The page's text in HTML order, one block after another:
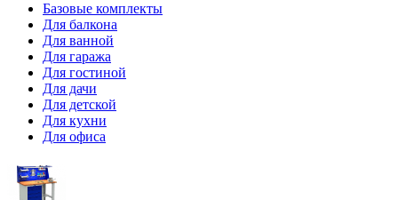
Базовые комплекты
Для балкона
Для ванной
Для гаража
Для гостиной
Для дачи
Для детской
Для кухни
Для офиса